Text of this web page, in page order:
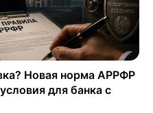
Новая норма АРРФР
для банка с